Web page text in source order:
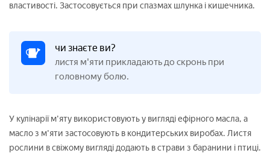
властивості. Застосовується при спазмах шлунка і кишечника.
чи знаєте ви?
листя м'яти прикладають до скронь при
головному болю.
У кулінарії м'яту використовують у вигляді ефірного масла, а
масло з м'яти застосовують в кондитерських виробах. Листя
рослини в свіжому вигляді додають в страви з баранини і птиці.